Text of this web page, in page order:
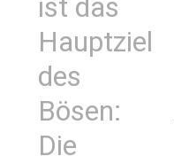
ist das
Hauptziel
des
Bösen:
Die